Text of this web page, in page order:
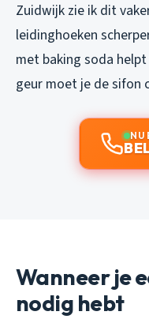
Zuidwijk zie ik dit
leidinghoeken
met baking soda
geur moet je de sifon
NU
Wanneer je
nodig hebt